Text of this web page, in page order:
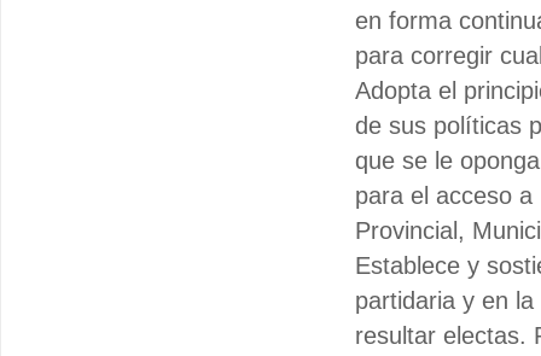
en forma
para corregir
Adopta el
de sus políticas
que se le
para el acceso
Provincial,
Establece y
partidaria y en
resultar electas.